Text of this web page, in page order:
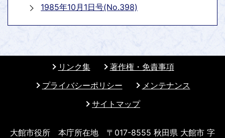
1985年10月1日号(No.398)
リンク集
著作権・免責事項
プライバシーポリシー
メンテナンス
サイトマップ
大館市役所 本庁所在地 〒017-8555 秋田県 大館市 字